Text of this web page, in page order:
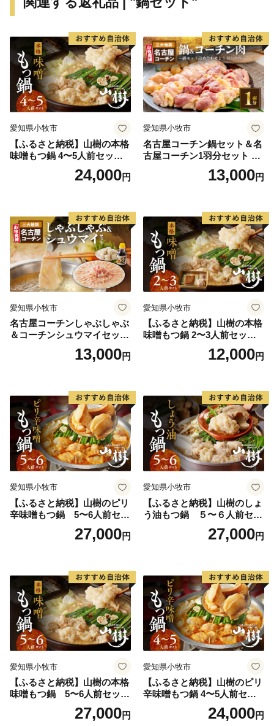
愛知県小牧市
【ふるさと納税】山樹の本格
味噌もつ鍋 4〜5人前セット
山樹 国産 牛もつ ホルモン モ
ツ オンライン飲み会 ホーム
間
24,000円
愛知県小牧市
名古屋コーチン鍋セット＆名
古屋コーチン1羽分セット 日
本三大地鶏 鍋セット 鶏肉 も
も肉 むね肉 ササミ 肉団子 鍋
13,000円
愛知県小牧市
名古屋コーチンしゃぶしゃぶ
＆コーチンシュウマイセッ
ト 焼売 鶏肉 鍋 鶏しゃぶ 日
13,000円
愛知県小牧市
【ふるさと納税】山樹の本格
味噌もつ鍋 2〜3人前セット
山樹 国産 牛もつ ホルモン モ
ツ オンライン飲み会 ホーム
間
12,000円
愛知県小牧市
【ふるさと納税】山樹のピリ
辛味噌もつ鍋 5〜6人前セッ
ト 山樹 国産 牛もつ ホルモン
モツ オンライン飲み会 ホー
時間
27,000円
愛知県小牧市
【ふるさと納税】山樹のしょ
う油もつ鍋 ５〜６人前セッ
ト 山樹 国産 牛もつ ホルモン
モツ オンライン飲み会 ホー
時間
27,000円
愛知県小牧市
【ふるさと納税】山樹の本格
味噌もつ鍋 5〜6人前セット
山樹 国産 牛もつ ホルモン モ
ツ オンライン飲み会 ホーム
27,000円
愛知県小牧市
【ふるさと納税】山樹のピリ
辛味噌もつ鍋 4〜5人前セッ
ト 山樹 国産 牛もつ ホルモン
モツ オンライン飲み会 ホー
24,000円